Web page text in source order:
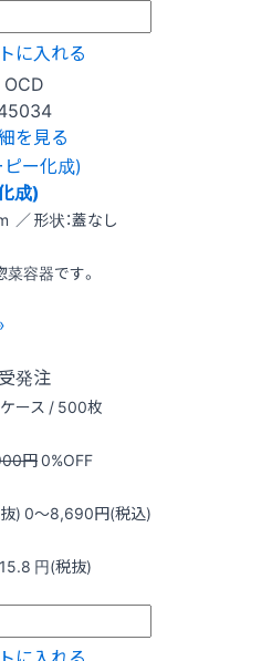
に入れる
OCD
を見る
成)
形状：蓋なし
容器です。
受発注
ケース / 500枚
円0%OFF
)0〜8,690円(税込)
15.8 円(税抜)